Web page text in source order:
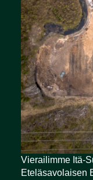
Vierailimme Itä-
Eteläsavolaisen